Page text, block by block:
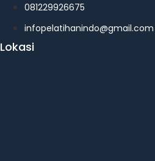
081229926675
infopelatihanindo@gmail.com
Lokasi